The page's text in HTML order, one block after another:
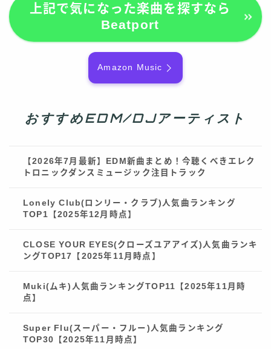
上記で気になった楽曲を探すなら
Beatport
Amazon Music
おすすめEDM/DJアーティスト
【2026年7月最新】EDM新曲まとめ！今聴くべきエレク
トロニックダンスミュージック注目トラック
Lonely Club(ロンリー・クラブ)人気曲ランキング
TOP1【2025年12月時点】
CLOSE YOUR EYES(クローズユアアイズ)人気曲ランキ
ングTOP17【2025年11月時点】
Muki(ムキ)人気曲ランキングTOP11【2025年11月時
点】
Super Flu(スーパー・フルー)人気曲ランキング
TOP30【2025年11月時点】